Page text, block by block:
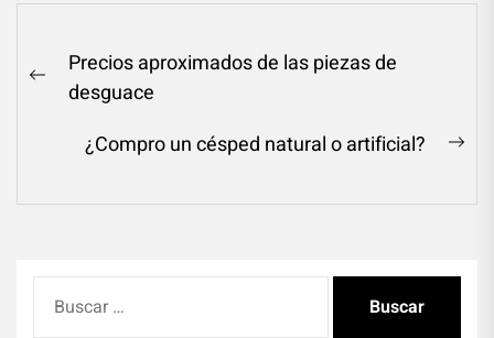
Navegación
dePrevious
Precios aproximados de las piezas de
desguace
¿Compro un césped natural o artificial?